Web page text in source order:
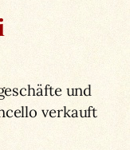
und
verkauft